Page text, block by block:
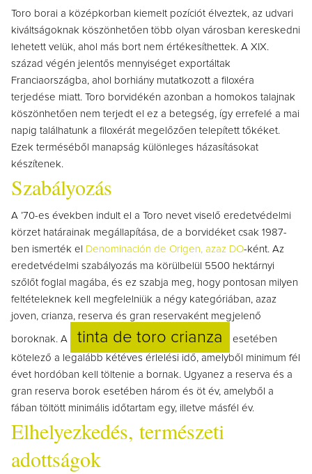
Toro borai a középkorban kiemelt pozíciót élveztek, az udvari
kiváltságoknak köszönhetően több olyan városban kereskedni
lehetett velük, ahol más bort nem értékesíthettek. A XIX.
század végén jelentős mennyiséget exportáltak
Franciaországba, ahol borhiány mutatkozott a filoxéra
terjedése miatt. Toro borvidékén azonban a homokos talajnak
köszönhetően nem terjedt el ez a betegség, így errefelé a mai
napig találhatunk a filoxérát megelőzően telepített tőkéket.
Ezek terméséből manapság különleges házasításokat
készítenek.
Szabályozás
A ’70-es években indult el a Toro nevet viselő eredetvédelmi
körzet határainak megállapítása, de a borvidéket csak 1987-
ben ismerték el
Denominación de Origen, azaz DO-ként. Az
eredetvédelmi szabályozás ma körülbelül 5500 hektárnyi
szőlőt foglal magába, és ez szabja meg, hogy pontosan milyen
feltételeknek kell megfelelniük a négy kategóriában, azaz
joven, crianza, reserva és gran reservaként megjelenő
boroknak. A tinta de toro crianza
esetében
kötelező a legalább kétéves érlelési idő, amelyből minimum fél
évet hordóban kell töltenie a bornak. Ugyanez a reserva és a
gran reserva borok esetében három és öt év, amelyből a
fában töltött minimális időtartam egy, illetve másfél év.
Elhelyezkedés, természeti
adottságok